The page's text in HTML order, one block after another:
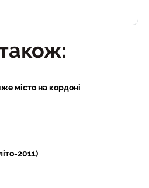
місто на кордоні
2011)